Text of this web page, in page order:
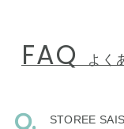
FAQ よく
STOREE